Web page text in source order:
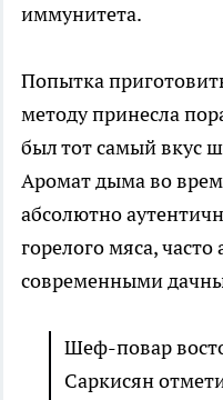
иммунитета.
Попытка
методу принесла
был тот самый вкус
Аромат дыма во
абсолютно
горелого мяса,
современными
Шеф-повар
Саркисян